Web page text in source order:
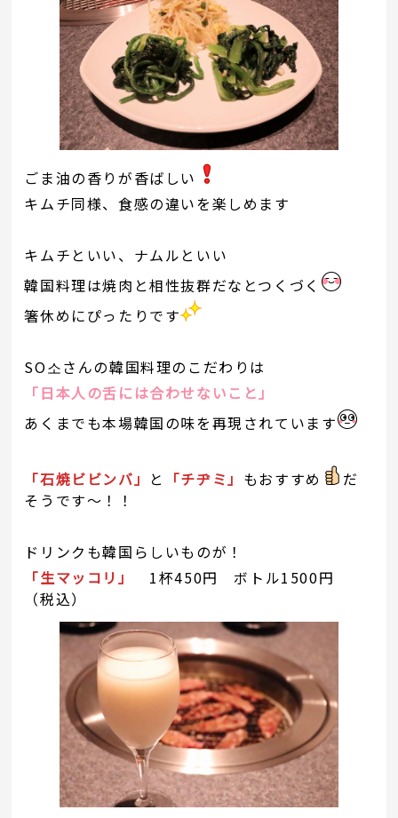
ごま油の香りが香ばしい
キムチ同様、食感の違いを楽しめます
キムチといい、ナムルといい
韓国料理は焼肉と相性抜群だなとつくづく
箸休めにぴったりです
SO소さんの韓国料理のこだわりは
「日本人の舌には合わせないこと」
あくまでも本場韓国の味を再現されています
「石焼ビビンバ」 と 「チヂミ」 もおすすめ
だ
そうです～！！
ドリンクも韓国らしいものが！
「生マッコリ」
1杯450円 ボトル1500円
（税込）